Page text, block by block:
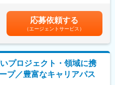
を支給
借上社宅制度（持家からの通勤者等
は会社負担（単身赴任手当や帰省
業績評価と上長からの推薦があれ
くか（効果）／安全性（副作用や
か」をわかりやすく伝えます
聞き取り製薬会社へ届け、より良
療につながり、感謝されるやりが
度実績4.2ヶ月）、報酬改定年1回■
円の一時金を支給(3ヶ月の試用期間
くまでも目安の金額であり、選考を
す。月給(月額)は固定手当を含めた
応募依頼する
（エージェントサービス）
プロジェクト・領域に携
プ／豊富なキャリアパス